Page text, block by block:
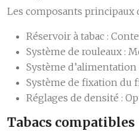
Les composants principaux
Réservoir à tabac :
Système de rouleaux :
Système d’alimentation
Système de fixation du
Réglages de densité :
Tabacs compatibles